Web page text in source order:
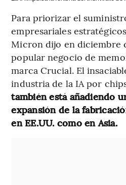
Para priorizar el
empresariales
Micron dijo en diciembre
popular negocio de
marca Crucial. El
industria de la IA por
también está añadiendo
expansión de la
en EE.UU. como en Asia.